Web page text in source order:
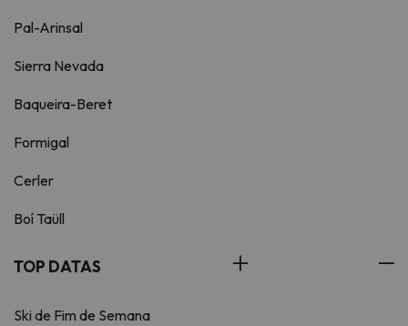
Pal-Arinsal
Sierra Nevada
Baqueira-Beret
Formigal
Cerler
Boí Taüll
TOP DATAS
Ski de Fim de Semana